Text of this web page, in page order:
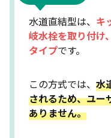
か確認
世帯人数・使
なるか」を試算
契約期間・解
事前に確認
赤ちゃん・妊
水道直結型は、 キ
岐水栓を取り付け
タイプです。
この方式では、 水
されるため、ユー
ありません。